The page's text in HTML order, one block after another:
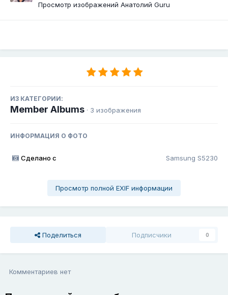
Просмотр изображений Анатолий Guru
ИЗ КАТЕГОРИИ:
Member Albums · 3 изображения
ИНФОРМАЦИЯ О ФОТО
Сделано с Samsung S5230
Просмотр полной EXIF информации
Поделиться Подписчики 0
Комментариев нет